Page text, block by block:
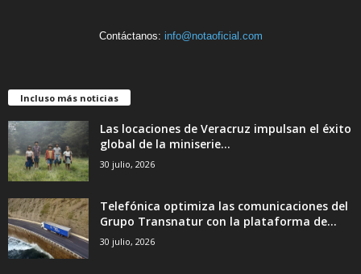
Contáctanos: info@notaoficial.com
Incluso más noticias
Las locaciones de Veracruz impulsan el éxito
global de la miniserie...
30 julio, 2026
Telefónica optimiza las comunicaciones del
Grupo Transnatur con la plataforma de...
30 julio, 2026